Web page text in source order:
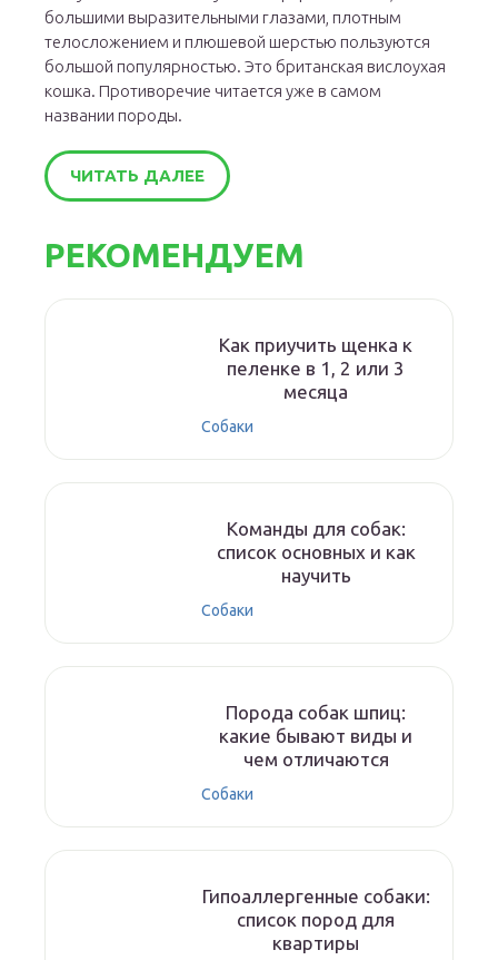
большими выразительными глазами, плотным
телосложением и плюшевой шерстью пользуются
большой популярностью. Это британская вислоухая
кошка. Противоречие читается уже в самом
названии породы.
ЧИТАТЬ ДАЛЕЕ
РЕКОМЕНДУЕМ
Как приучить щенка к
пеленке в 1, 2 или 3
месяца
Собаки
Команды для собак:
список основных и как
научить
Собаки
Порода собак шпиц:
какие бывают виды и
чем отличаются
Собаки
Гипоаллергенные собаки:
список пород для
квартиры